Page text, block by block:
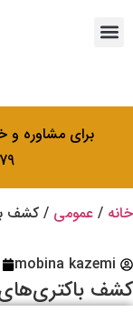
خانه / عمومی / کشف
mobina kazemi
کشف باکتری‌های